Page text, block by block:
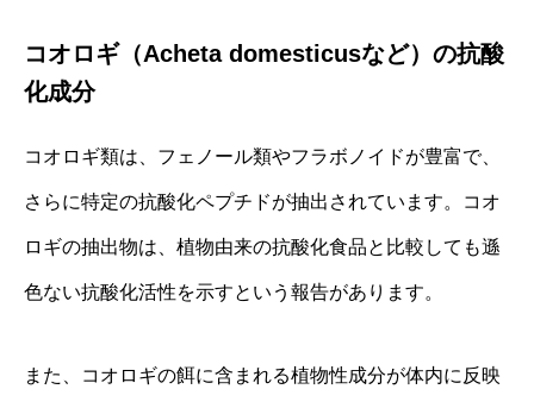
コオロギ（Acheta domesticusなど）の抗酸
化成分
コオロギ類は、フェノール類やフラボノイドが豊富で、
さらに特定の抗酸化ペプチドが抽出されています。コオ
ロギの抽出物は、植物由来の抗酸化食品と比較しても遜
色ない抗酸化活性を示すという報告があります。
また、コオロギの餌に含まれる植物性成分が体内に反映